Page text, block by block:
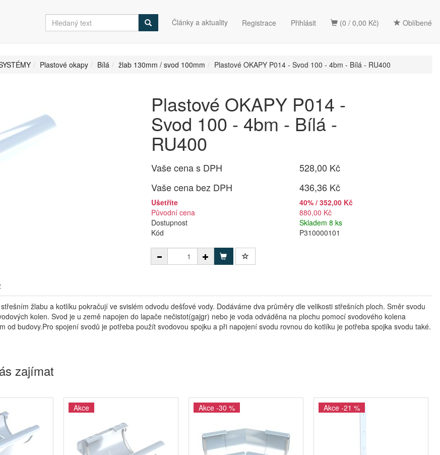
(0 / 0,00 Kč) Oblíbené
Články a aktuality Registrace Přihlásit
Plastové okapy Bílá žlab 130mm / svod 100mm Plastové OKAPY P014 - Svod 100 - 4bm - Bílá - RU400
Plastové OKAPY P014 -
Svod 100 - 4bm - Bílá -
RU400
Vaše cena s DPH
528,00 Kč
Vaše cena bez DPH
436,36 Kč
Ušetříte
40% / 352,00 Kč
Původní cena
880,00 Kč
Dostupnost
Skladem 8 ks
Kód
P310000101
žlabu a kotlíku pokračují ve svislém odvodu dešťové vody. Dodáváme dva průměry dle velikosti střešních ploch. Směr svodu
kolen. Svod je u země napojen do lapače nečistot(gajgr) nebo je voda odváděna na plochu pomocí svodového kolena
od budovy.Pro spojení svodů je potřeba použít svodovou spojku a při napojení svodu rovnou do kotlíku je potřeba spojka svodu také.
zajímat
Akce Akce -30 % Akce -21 %